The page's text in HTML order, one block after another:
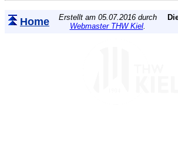
Home
Erstellt am 05.07.2016 durch
Webmaster THW Kiel.